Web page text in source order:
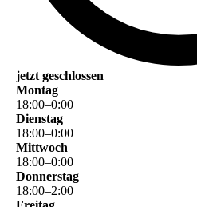
jetzt geschlossen
Montag
18:00–0:00
Dienstag
18:00–0:00
Mittwoch
18:00–0:00
Donnerstag
18:00–2:00